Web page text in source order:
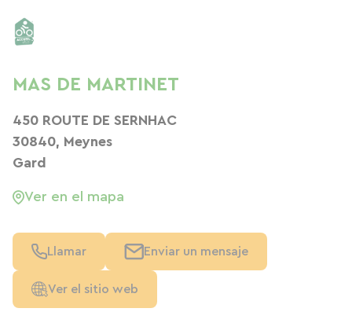
MAS DE MARTINET
450 ROUTE DE SERNHAC
30840, Meynes
Gard
Ver en el mapa
Llamar Enviar un mensaje
Ver el sitio web